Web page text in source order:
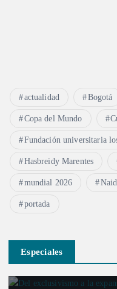
actualidad Bogotá
Copa del Mundo
Fundación universitaria
Hasbreidy Marentes
mundial 2026
portada
Especiales